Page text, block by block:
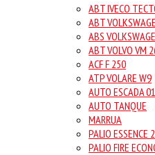
ABT IVECO
ABT
ABS
ABT VOLVO VM
ACF F 250
ATP VOLARE W9
AUTO ESCADA
AUTO TANQUE
MARRUA
PALIO ESSENCE
PALIO FIRE